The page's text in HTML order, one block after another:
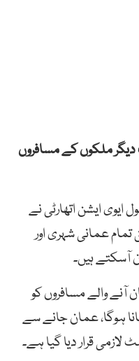
ملکوں کے مسافروں
ایشن اتھارٹی نے
عمانی شہری اور
آسکتے ہیں۔
والے مسافروں کو
ہوگا، عمان جانے سے